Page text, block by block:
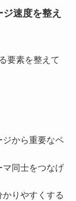
速度を整え
要素を整えて
から重要なペ
マ同士をつなげ
りやすくする